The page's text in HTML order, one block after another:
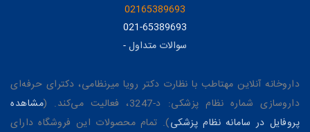
02165389693
021-65389693
سوالات متداول-
داروخانه آنلاین مهتاطب با نظارت دکتر رویا میرنظامی، دکترای حرفه‌ای
داروسازی شماره نظام پزشکی: د-3247، فعالیت می‌کند. (
مشاهده
پروفایل در سامانه نظام پزشکی). تمام محصولات این فروشگاه دارای